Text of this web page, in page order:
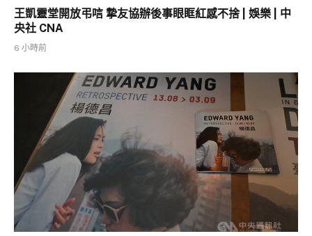
王凱靈堂開放弔唁 摯友協辦後事眼眶紅感不捨 | 娛樂 | 中
央社 CNA
6 小時前